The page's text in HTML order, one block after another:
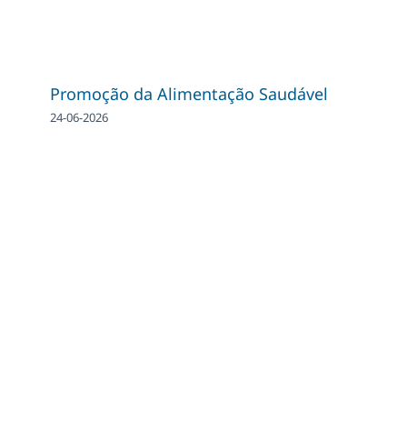
Promoção da Alimentação Saudável
24-06-2026